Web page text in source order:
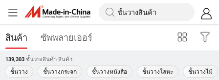
สินค้า ซัพพลายเออร์
139,303 ชั้นวางสินค้า สินค้า
ชั้นวาง ชั้นวางกระจก ชั้นวางหนังสือ ชั้นวางโลหะ ชั้นวางไม้